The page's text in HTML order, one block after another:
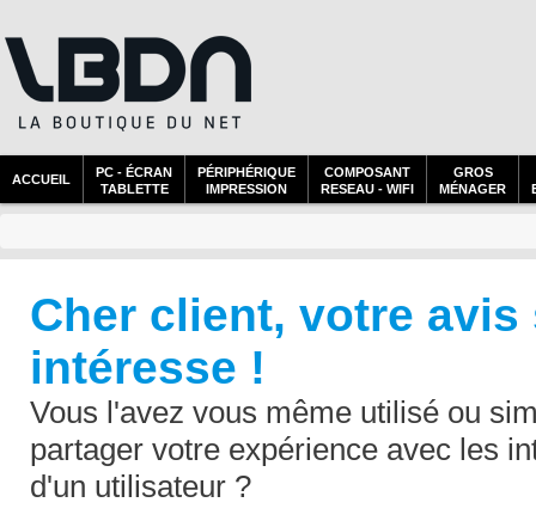
ACCUEIL
PC - ÉCRAN
TABLETTE
PÉRIPHÉRIQUE
IMPRESSION
COMPOSANT
RESEAU - WIFI
GROS
MÉNAGER
Cher client, votre
intéresse !
Vous l'avez vous même utilisé ou
partager votre expérience avec les
d'un utilisateur ?